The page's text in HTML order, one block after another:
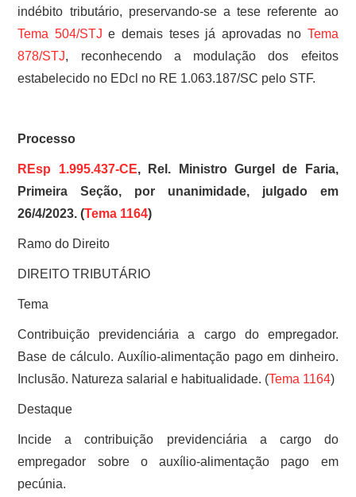
indébito tributário, preservando-se a tese referente ao
Tema 504/STJ e demais teses já aprovadas no Tema
878/STJ, reconhecendo a modulação dos efeitos
estabelecido no EDcl no RE 1.063.187/SC pelo STF.
Processo
REsp 1.995.437-CE, Rel. Ministro Gurgel de Faria,
Primeira Seção, por unanimidade, julgado em
26/4/2023. (Tema 1164)
Ramo do Direito
DIREITO TRIBUTÁRIO
Tema
Contribuição previdenciária a cargo do empregador.
Base de cálculo. Auxílio-alimentação pago em dinheiro.
Inclusão. Natureza salarial e habitualidade. (Tema 1164)
Destaque
Incide a contribuição previdenciária a cargo do
empregador sobre o auxílio-alimentação pago em
pecúnia.